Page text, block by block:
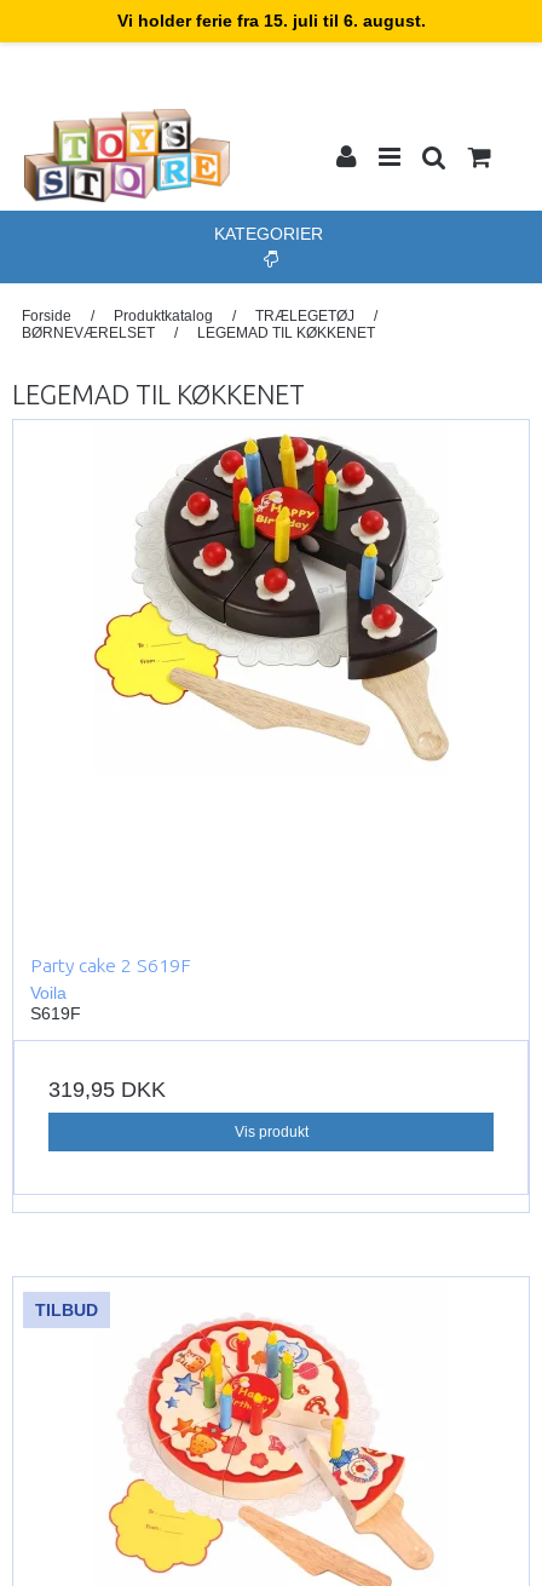
Vi holder ferie fra 15. juli til 6. august.
KATEGORIER
Forside / Produktkatalog / TRÆLEGETØJ
/
BØRNEVÆRELSET
/ LEGEMAD TIL KØKKENET
LEGEMAD TIL KØKKENET
Party cake 2 S619F
Voila
S619F
319,95 DKK
Vis produkt
TILBUD